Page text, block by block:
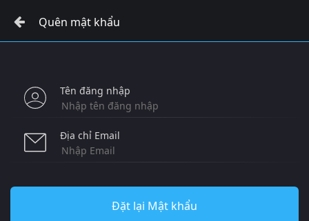
Quên mật khẩu
Tên đăng nhập
Địa chỉ Email
Đặt lại Mật khẩu